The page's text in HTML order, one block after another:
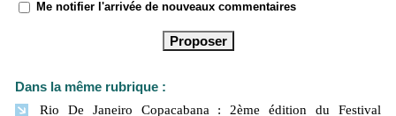
Me notifier l'arrivée de nouveaux commentaires
Dans la même rubrique :
Rio De Janeiro Copacabana : 2ème édition du Festival